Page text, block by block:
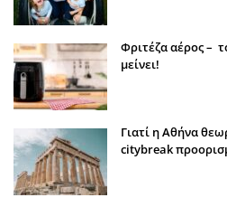
Φριτέζα αέρος –
μείνει!
Γιατί η Αθήνα
citybreak